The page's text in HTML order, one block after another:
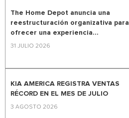
The Home Depot anuncia una
reestructuración organizativa para
ofrecer una experiencia...
31 JULIO 2026
KIA AMERICA REGISTRA VENTAS
RÉCORD EN EL MES DE JULIO
3 AGOSTO 2026